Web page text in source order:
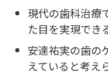
現代の歯科治療
た目を実現でき
安達祐実の歯の
えていると考え